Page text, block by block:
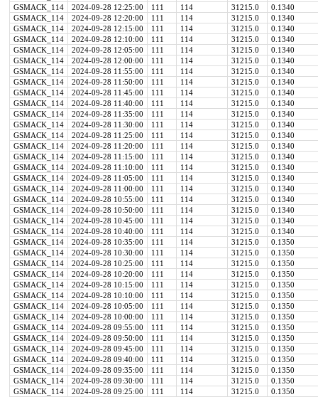
GSMACK_114
2024-09-28 12:25:00 111 114 31215.0
0.1340
GSMACK_114
2024-09-28 12:20:00 111 114 31215.0
0.1340
GSMACK_114
2024-09-28 12:15:00 111 114 31215.0
0.1340
GSMACK_114
2024-09-28 12:10:00 111 114 31215.0
0.1340
GSMACK_114
2024-09-28 12:05:00 111 114 31215.0
0.1340
GSMACK_114
2024-09-28 12:00:00 111 114 31215.0
0.1340
GSMACK_114
2024-09-28 11:55:00 111 114 31215.0
0.1340
GSMACK_114
2024-09-28 11:50:00 111 114 31215.0
0.1340
GSMACK_114
2024-09-28 11:45:00 111 114 31215.0
0.1340
GSMACK_114
2024-09-28 11:40:00 111 114 31215.0
0.1340
GSMACK_114
2024-09-28 11:35:00 111 114 31215.0
0.1340
GSMACK_114
2024-09-28 11:30:00 111 114 31215.0
0.1340
GSMACK_114
2024-09-28 11:25:00 111 114 31215.0
0.1340
GSMACK_114
2024-09-28 11:20:00 111 114 31215.0
0.1340
GSMACK_114
2024-09-28 11:15:00 111 114 31215.0
0.1340
GSMACK_114
2024-09-28 11:10:00 111 114 31215.0
0.1340
GSMACK_114
2024-09-28 11:05:00 111 114 31215.0
0.1340
GSMACK_114
2024-09-28 11:00:00 111 114 31215.0
0.1340
GSMACK_114
2024-09-28 10:55:00 111 114 31215.0
0.1340
GSMACK_114
2024-09-28 10:50:00 111 114 31215.0
0.1340
GSMACK_114
2024-09-28 10:45:00 111 114 31215.0
0.1340
GSMACK_114
2024-09-28 10:40:00 111 114 31215.0
0.1340
GSMACK_114
2024-09-28 10:35:00 111 114 31215.0
0.1350
GSMACK_114
2024-09-28 10:30:00 111 114 31215.0
0.1350
GSMACK_114
2024-09-28 10:25:00 111 114 31215.0
0.1350
GSMACK_114
2024-09-28 10:20:00 111 114 31215.0
0.1350
GSMACK_114
2024-09-28 10:15:00 111 114 31215.0
0.1350
GSMACK_114
2024-09-28 10:10:00 111 114 31215.0
0.1350
GSMACK_114
2024-09-28 10:05:00 111 114 31215.0
0.1350
GSMACK_114
2024-09-28 10:00:00 111 114 31215.0
0.1350
GSMACK_114
2024-09-28 09:55:00 111 114 31215.0
0.1350
GSMACK_114
2024-09-28 09:50:00 111 114 31215.0
0.1350
GSMACK_114
2024-09-28 09:45:00 111 114 31215.0
0.1350
GSMACK_114
2024-09-28 09:40:00 111 114 31215.0
0.1350
GSMACK_114
2024-09-28 09:35:00 111 114 31215.0
0.1350
GSMACK_114
2024-09-28 09:30:00 111 114 31215.0
0.1350
GSMACK_114
2024-09-28 09:25:00 111 114 31215.0
0.1350